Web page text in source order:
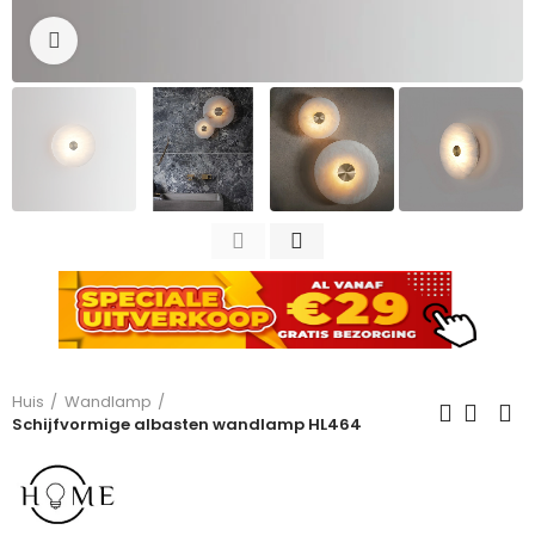
Huis
Wandlamp
Schijfvormige albasten wandlamp HL464